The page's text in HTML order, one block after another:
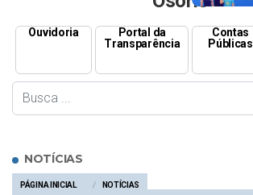
Ouvidoria
Portal da
Transparência
Contas
Públicas
NOTÍCIAS
PÁGINA INICIAL
NOTÍCIAS